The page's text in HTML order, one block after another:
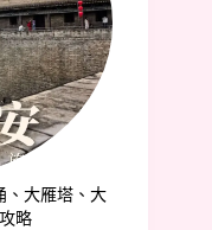
、大雁塔、大
略